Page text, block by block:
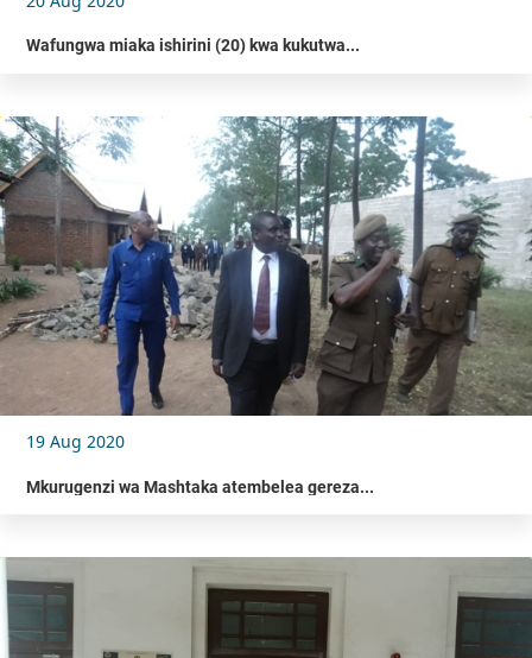
Wafungwa miaka ishirini (20) kwa kukutwa...
19 Aug 2020
Mkurugenzi wa Mashtaka atembelea gereza...